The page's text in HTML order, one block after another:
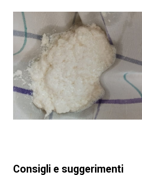
Consigli e suggerimenti